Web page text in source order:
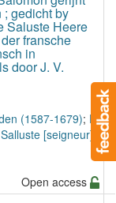
; gedicht by
Saluste Heere
fransche
in
door J. V.
(1587-1679); Du
[seigneur]
Open access